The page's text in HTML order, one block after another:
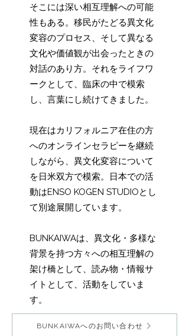
そこには深い相互理解への可能
性もある。移民がたどる異文化
変容のプロセス、そして異なる
文化や価値観が出会ったときの
対話のあり方。それをライフワ
ークとして、臨床の中で模索
し、言葉にし続けてきました。
現在はカリフォルニア在住の方
へのオンラインセラピーを継続
しながら、異文化変容について
を日米双方で模索。日本での活
動はENSO KOGEN STUDIOとし
て別途展開しています。
BUNKAIWAは、異文化・多様な
背景を持つ方々への相互理解の
架け橋として、読み物・情報サ
イトとして、活動をしていま
す。
BUNKAIWAへのお問い合わせ